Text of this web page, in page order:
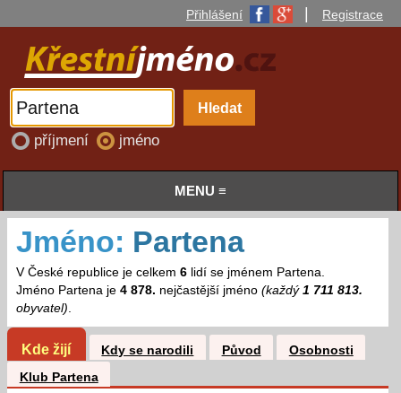
Přihlášení Registrace
příjmení jméno
MENU ≡
Jméno: Partena
V České republice je celkem 6lidí se jménem Partena.
Jméno Partena je 4 878. nejčastější jméno (každý 1 711 813.
obyvatel).
Kde žijí Kdy se narodili Původ
Osobnosti
Klub Partena